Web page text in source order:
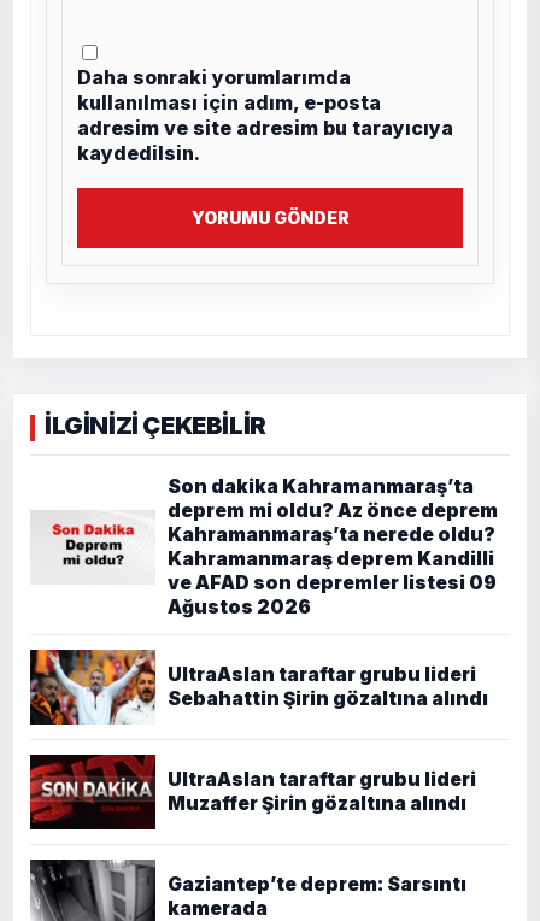
Daha sonraki yorumlarımda
kullanılması için adım, e-posta
adresim ve site adresim bu tarayıcıya
kaydedilsin.
YORUMU GÖNDER
İLGİNİZİ ÇEKEBİLİR
Son dakika Kahramanmaraş’ta
deprem mi oldu? Az önce deprem
Kahramanmaraş’ta nerede oldu?
Kahramanmaraş deprem Kandilli
ve AFAD son depremler listesi 09
Ağustos 2026
UltraAslan taraftar grubu lideri
Sebahattin Şirin gözaltına alındı
UltraAslan taraftar grubu lideri
Muzaffer Şirin gözaltına alındı
Gaziantep’te deprem: Sarsıntı
kamerada